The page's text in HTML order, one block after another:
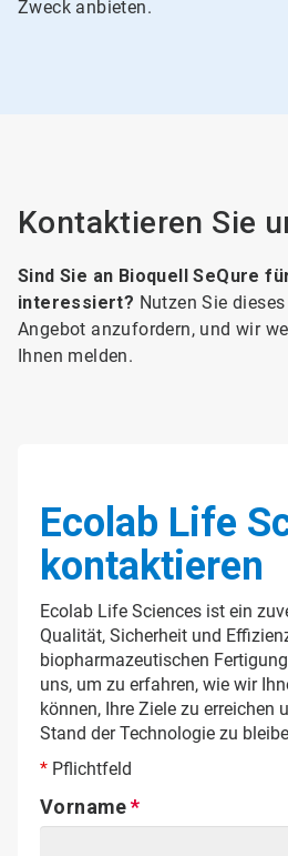
Zweck anbieten.
Kontaktieren Sie
Sind Sie an Bioquell SeQure
interessiert? Nutzen Sie
Angebot anzufordern, und wir
Ihnen melden.
Ecolab Life
kontaktieren
Ecolab Life Sciences ist ein
Qualität, Sicherheit und
biopharmazeutischen
uns, um zu erfahren, wie wir
können, Ihre Ziele zu erreichen
Stand der Technologie zu
* Pflichtfeld
Vorname